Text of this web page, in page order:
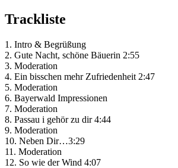
Trackliste
1. Intro & Begrüßung
2. Gute Nacht, schöne Bäuerin 2:55
3. Moderation
4. Ein bisschen mehr Zufriedenheit 2:47
5. Moderation
6. Bayerwald Impressionen
7. Moderation
8. Passau i gehör zu dir 4:44
9. Moderation
10. Neben Dir…3:29
11. Moderation
12. So wie der Wind 4:07